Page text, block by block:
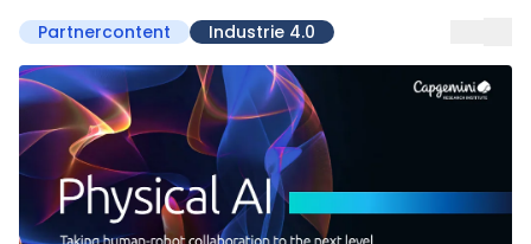
Partnercontent Industrie 4.0